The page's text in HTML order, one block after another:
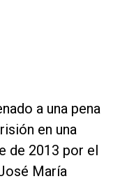
a una pena
en una
de 2013 por el
María